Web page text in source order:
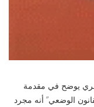
يوضح في مقدمة
الوضعي” أنه مجرد